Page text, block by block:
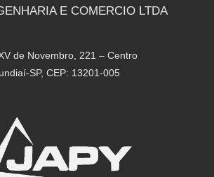
E COMERCIO LTDA
de Novembro, 221 – Centro
SP, CEP: 13201-005